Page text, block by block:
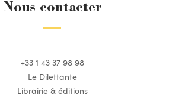
Nous contacter
+33 1 43 37 98 98
Le Dilettante
Librairie & éditions